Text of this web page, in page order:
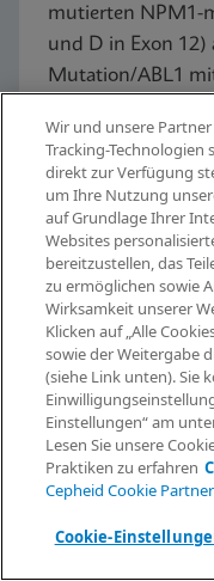
mutierten NPM1-
und D in Exon 12)
Mutation/ABL1
Alle Systeme
Wir und unsere
Tracking-Technologien
direkt zur Verfügung
um Ihre Nutzung
auf Grundlage Ihrer
Websites
bereitzustellen, das
zu ermöglichen sowie
Wirksamkeit unserer
Klicken auf „Alle
sowie der Weitergabe
(siehe Link unten). Sie
Einstellungen“ am
Lesen Sie unsere
Praktiken zu erfahren
Cepheid Cookie
Cookie-